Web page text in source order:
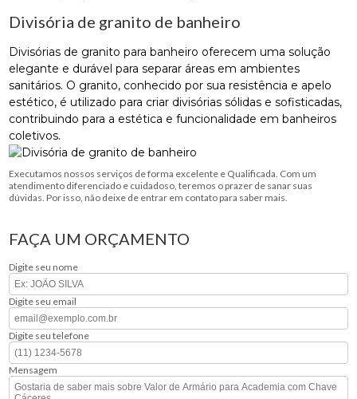
Divisória de granito de banheiro
Divisórias de granito para banheiro oferecem uma solução
elegante e durável para separar áreas em ambientes
sanitários. O granito, conhecido por sua resistência e apelo
estético, é utilizado para criar divisórias sólidas e sofisticadas,
contribuindo para a estética e funcionalidade em banheiros
coletivos.
Executamos nossos serviços de forma excelente e Qualificada. Com um
atendimento diferenciado e cuidadoso, teremos o prazer de sanar suas
dúvidas. Por isso, não deixe de entrar em contato para saber mais.
FAÇA UM ORÇAMENTO
Digite seu nome
Digite seu email
Digite seu telefone
Mensagem